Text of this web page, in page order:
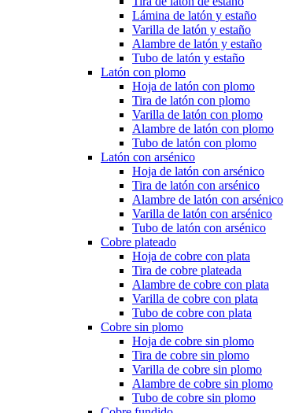
Lámina de latón y estaño
Varilla de latón y estaño
Alambre de latón y estaño
Tubo de latón y estaño
Latón con plomo
Hoja de latón con plomo
Tira de latón con plomo
Varilla de latón con plomo
Alambre de latón con plomo
Tubo de latón con plomo
Latón con arsénico
Hoja de latón con arsénico
Tira de latón con arsénico
Alambre de latón con arsénico
Varilla de latón con arsénico
Tubo de latón con arsénico
Cobre plateado
Hoja de cobre con plata
Tira de cobre plateada
Alambre de cobre con plata
Varilla de cobre con plata
Tubo de cobre con plata
Cobre sin plomo
Hoja de cobre sin plomo
Tira de cobre sin plomo
Varilla de cobre sin plomo
Alambre de cobre sin plomo
Tubo de cobre sin plomo